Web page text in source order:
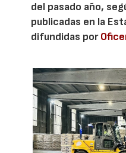
del pasado año,
publicadas en la
difundidas por